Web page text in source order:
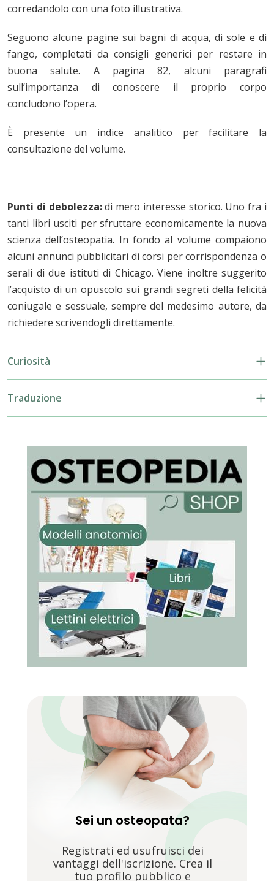
corredandolo con una foto illustrativa.
Seguono alcune pagine sui bagni di acqua, di sole e di
fango, completati da consigli generici per restare in
buona salute. A pagina 82, alcuni paragrafi
sull’importanza di conoscere il proprio corpo
concludono l’opera.
È presente un indice analitico per facilitare la
consultazione del volume.
Punti di debolezza:di mero interesse storico. Uno fra i
tanti libri usciti per sfruttare economicamente la nuova
scienza dell’osteopatia. In fondo al volume compaiono
alcuni annunci pubblicitari di corsi per corrispondenza o
serali di due istituti di Chicago. Viene inoltre suggerito
l’acquisto di un opuscolo sui grandi segreti della felicità
coniugale e sessuale, sempre del medesimo autore, da
richiedere scrivendogli direttamente.
Curiosità
Traduzione
Sei un osteopata?
Registrati ed usufruisci dei
vantaggi dell'iscrizione. Crea il
tuo profilo pubblico e